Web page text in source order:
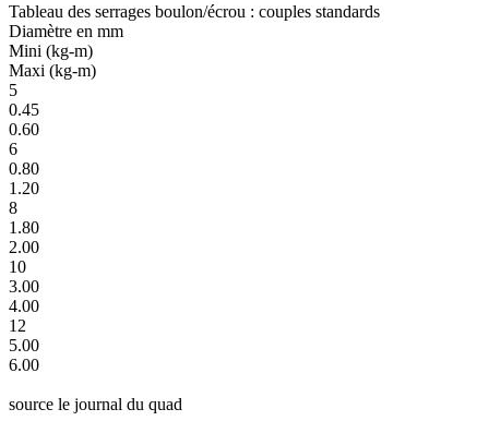
Tableau des serrages boulon/écrou : couples standards
Diamètre en mm
Mini (kg-m)
Maxi (kg-m)
5
0.45
0.60
6
0.80
1.20
8
1.80
2.00
10
3.00
4.00
12
5.00
6.00
source le journal du quad